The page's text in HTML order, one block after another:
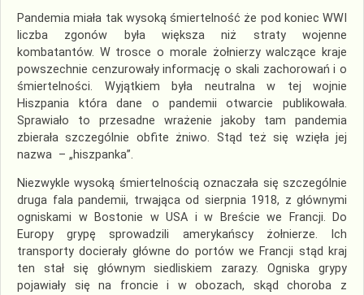
Pandemia miała tak wysoką śmiertelność że pod koniec WWI
liczba zgonów była większa niż straty wojenne
kombatantów. W trosce o morale żołnierzy walczące kraje
powszechnie cenzurowały informację o skali zachorowań i o
śmiertelności. Wyjątkiem była neutralna w tej wojnie
Hiszpania która dane o pandemii otwarcie publikowała.
Sprawiało to przesadne wrażenie jakoby tam pandemia
zbierała szczególnie obfite żniwo. Stąd też się wzięła jej
nazwa – „hiszpanka”.
Niezwykle wysoką śmiertelnością oznaczała się szczególnie
druga fala pandemii, trwająca od sierpnia 1918, z głównymi
ogniskami w Bostonie w USA i w Breście we Francji. Do
Europy grypę sprowadzili amerykańscy żołnierze. Ich
transporty docierały główne do portów we Francji stąd kraj
ten stał się głównym siedliskiem zarazy. Ogniska grypy
pojawiały się na froncie i w obozach, skąd choroba z